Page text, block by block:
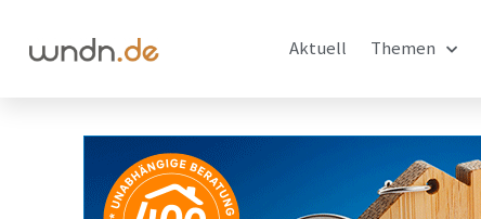
Aktuell Themen